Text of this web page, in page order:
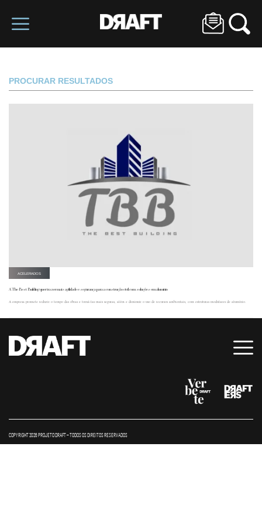
PROCURAR RESULTADOS
ACELERADOS
A The Best Building quer trazer mais agilidade e segurança para a construção civil com soluções em alumínio
A empresa promete reduzir o tempo das obras e torná-las mais seguras, além e diminuir o uso de recursos ambientais, com estruturas modulares de alumínio.
COPYRIGHT 2026 PROJETO DRAFT – TODOS OS DIREITOS RESERVADOS